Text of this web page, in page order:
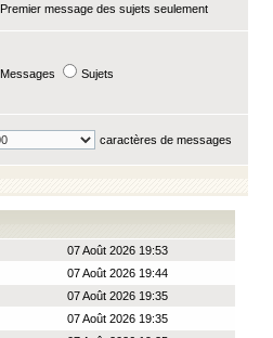
Premier message des sujets seulement
Messages Sujets
caractères de messages
07 Août 2026 19:53
07 Août 2026 19:44
07 Août 2026 19:35
07 Août 2026 19:35